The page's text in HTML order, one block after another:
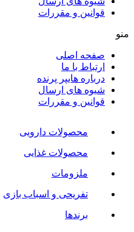
قوانین و مقررات
منو
صفحه اصلی
ارتباط با ما
درباره هایپر پرنده
شیوه های ارسال
قوانین و مقررات
محصولات دارویی
محصولات غذایی
ملزومات
تفریحی و اسباب بازی
برندها